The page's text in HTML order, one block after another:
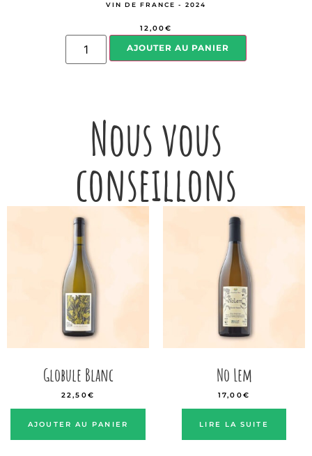
VIN DE FRANCE - 2024
12,00€
AJOUTER AU PANIER
Nous vous
conseillons
Globule Blanc
22,50€
AJOUTER AU PANIER
No Lem
17,00€
LIRE LA SUITE